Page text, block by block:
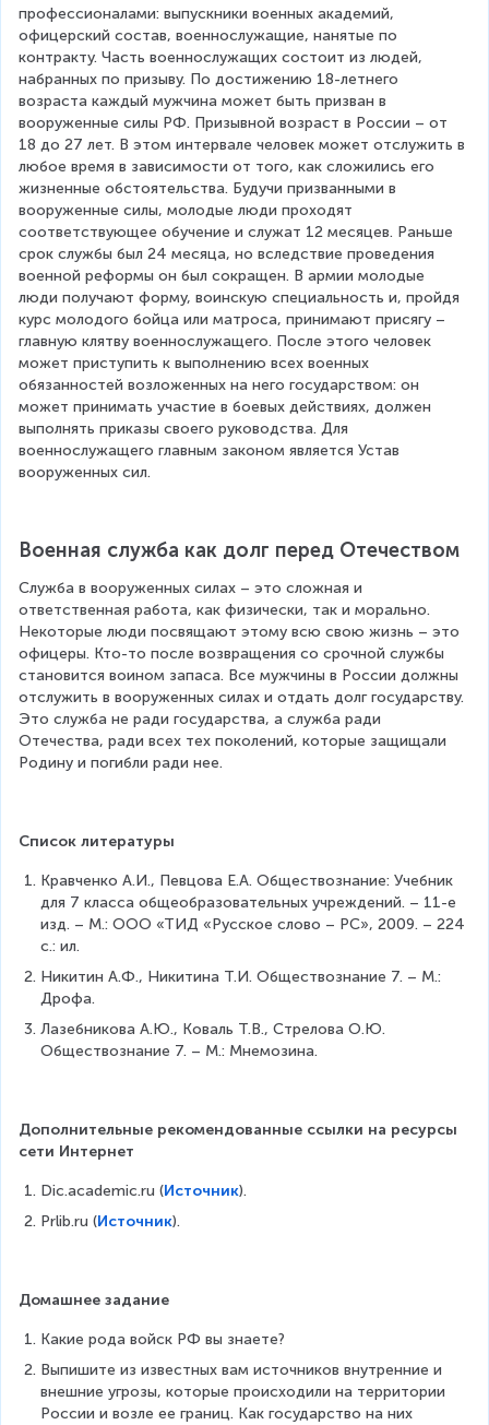
профессионалами: выпускники военных академий,
офицерский состав, военнослужащие, нанятые по
контракту. Часть военнослужащих состоит из людей,
набранных по призыву. По достижению 18-летнего
возраста каждый мужчина может быть призван в
вооруженные силы РФ. Призывной возраст в России – от
18 до 27 лет. В этом интервале человек может отслужить в
любое время в зависимости от того, как сложились его
жизненные обстоятельства. Будучи призванными в
вооруженные силы, молодые люди проходят
соответствующее обучение и служат 12 месяцев. Раньше
срок службы был 24 месяца, но вследствие проведения
военной реформы он был сокращен. В армии молодые
люди получают форму, воинскую специальность и, пройдя
курс молодого бойца или матроса, принимают присягу –
главную клятву военнослужащего. После этого человек
может приступить к выполнению всех военных
обязанностей возложенных на него государством: он
может принимать участие в боевых действиях, должен
выполнять приказы своего руководства. Для
военнослужащего главным законом является Устав
вооруженных сил.
Военная служба как долг перед Отечеством
Служба в вооруженных силах – это сложная и
ответственная работа, как физически, так и морально.
Некоторые люди посвящают этому всю свою жизнь – это
офицеры. Кто-то после возвращения со срочной службы
становится воином запаса. Все мужчины в России должны
отслужить в вооруженных силах и отдать долг государству.
Это служба не ради государства, а служба ради
Отечества, ради всех тех поколений, которые защищали
Родину и погибли ради нее.
Список литературы
Кравченко А.И., Певцова Е.А. Обществознание: Учебник
для 7 класса общеобразовательных учреждений. – 11-е
изд. – М.: ООО «ТИД «Русское слово – РС», 2009. – 224
с.: ил.
Никитин А.Ф., Никитина Т.И. Обществознание 7. – М.:
Дрофа.
Лазебникова А.Ю., Коваль Т.В., Стрелова О.Ю.
Обществознание 7. – М.: Мнемозина.
Дополнительные рекомендованные ссылки на ресурсы
сети Интернет
Dic.academic.ru (Источник).
Prlib.ru (Источник).
Домашнее задание
Какие рода войск РФ вы знаете?
Выпишите из известных вам источников внутренние и
внешние угрозы, которые происходили на территории
России и возле ее границ. Как государство на них